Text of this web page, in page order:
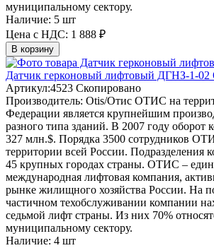
муниципальному сектору.
Наличие: 5 шт
Цена с НДС: 1 888 ₽
В корзину
Датчик герконовый лифтовый ДГНЗ-1-02
Артикул:4523 Скопировано
Производитель: Otis/Отис ОТИС на
Федерации является крупнейшим
разного типа зданий. В 2007 году оборот
327 млн.$. Порядка 3500 сотрудников
территории всей России. Подразделения
45 крупных городах страны. ОТИС –
международная лифтовая компания,
рынке жилищного хозяйства России. На
частичном техобслуживании компании
седьмой лифт страны. Из них 70%
муниципальному сектору.
Наличие: 4 шт